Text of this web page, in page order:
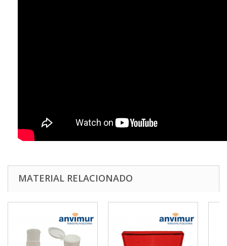
MATERIAL RELACIONADO